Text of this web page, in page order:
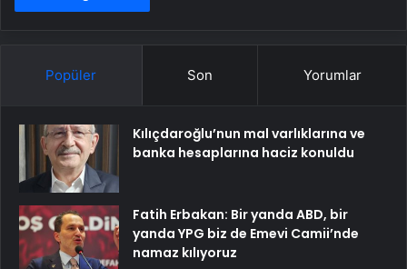
Popüler Son Yorumlar
Kılıçdaroğlu’nun mal varlıklarına ve
banka hesaplarına haciz konuldu
Fatih Erbakan: Bir yanda ABD, bir
yanda YPG biz de Emevi Camii’nde
namaz kılıyoruz